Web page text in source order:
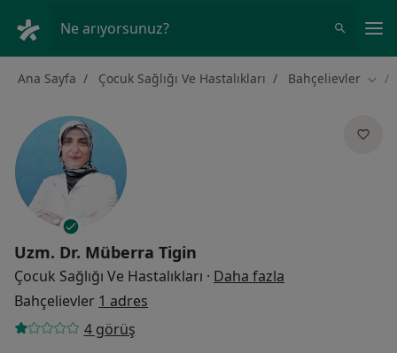
Ne arıyorsunuz?
Ana Sayfa Çocuk Sağlığı Ve Hastalıkları Bahçelievler
Uzm. Dr. Müberra Tigin
Çocuk Sağlığı Ve Hastalıkları · Daha fazla
Bahçelievler 1 adres
4 görüş